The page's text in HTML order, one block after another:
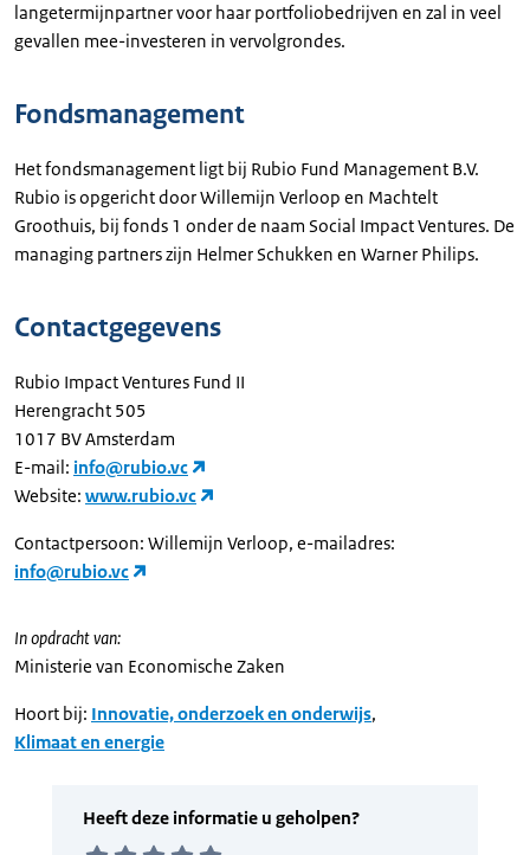
langetermijnpartner voor haar portfoliobedrijven en zal in veel
gevallen mee-investeren in vervolgrondes.
Fondsmanagement
Het fondsmanagement ligt bij Rubio Fund Management B.V.
Rubio is opgericht door Willemijn Verloop en Machtelt
Groothuis, bij fonds 1 onder de naam Social Impact Ventures. De
managing partners zijn Helmer Schukken en Warner Philips.
Contactgegevens
Rubio Impact Ventures Fund II
Herengracht 505
1017 BV Amsterdam
E-mail: info@rubio.vc
Website: www.rubio.vc
Contactpersoon: Willemijn Verloop, e-mailadres:
info@rubio.vc
In opdracht van:
Ministerie van Economische Zaken
Hoort bij: Innovatie, onderzoek en onderwijs,
Klimaat en energie